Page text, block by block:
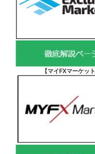
【マイFXマーケット